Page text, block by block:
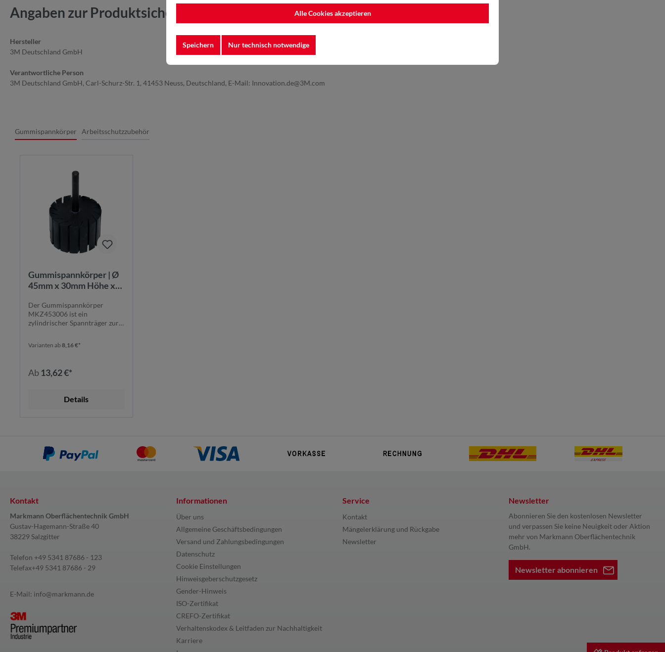
Angaben zur Produktsicherheit
Hersteller
3M Deutschland GmbH
Verantwortliche Person
3M Deutschland GmbH, Carl-Schurz-Str. 1, 41453 Neuss, Deutschland, E-Mail: Innovation.de@3M.com
Gummispannkörper Arbeitsschutzzubehör
Gummispannkörper | Ø
45mm x 30mm Höhe x
Schaftdurchmesser |
zylindrisch |
MKZ453006
Der Gummispannkörper
MKZ453006 ist ein
zylindrischer Spannträger zur
Varianten ab 8,16 €*
Ab13,62 €*
Details
Kontakt
Markmann Oberflächentechnik GmbH
Gustav-Hagemann-Straße 40
38229 Salzgitter
Telefon +49 5341 87686 - 123
Telefax+49 5341 87686 - 29
E-Mail: info@markmann.de
Informationen
Über uns
Allgemeine Geschäftsbedingungen
Versand und Zahlungsbedingungen
Datenschutz
Cookie Einstellungen
Hinweisgeberschutzgesetz
Gender-Hinweis
ISO-Zertifikat
CREFO-Zertifikat
Verhaltenskodex & Leitfaden zur Nachhaltigkeit
Karriere
Service
Kontakt
Mängelerklärung und Rückgabe
Newsletter
Newsletter
Abonnieren Sie den kostenlosen Newsletter
und verpassen Sie keine Neuigkeit oder Aktion
mehr von Markmann Oberflächentechnik
GmbH.
Newsletter abonnieren
Alle Cookies akzeptieren
Speichern Nur technisch notwendige